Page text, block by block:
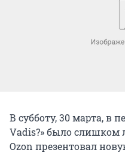
В субботу, 30 марта, в
Vadis?» было слишком
Ozon презентовал